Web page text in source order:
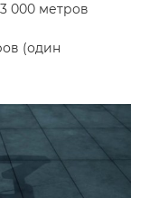
000 метров
(один